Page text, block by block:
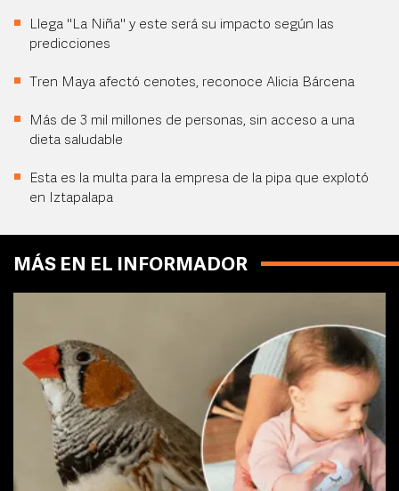
Llega "La Niña" y este será su impacto según las
predicciones
Tren Maya afectó cenotes, reconoce Alicia Bárcena
Más de 3 mil millones de personas, sin acceso a una
dieta saludable
Esta es la multa para la empresa de la pipa que explotó
en Iztapalapa
MÁS EN EL INFORMADOR